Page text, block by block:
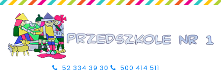
52 334 39 30
500 414 511